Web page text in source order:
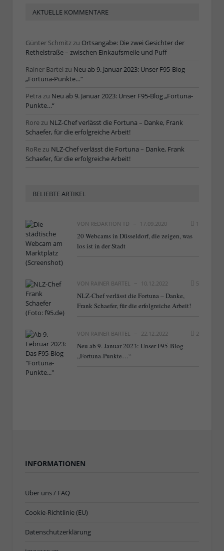
AKTUELLE KOMMENTARE
Günter Schmitzzu Ortsangabe: Die zwei Gesichter der
Rethelstraße – zwischen Einkaufsmeile und Puff
Rainer Bartel zu Neu ab 9. Januar 2023: Unser F95-Blog
„Fortuna-Punkte…“
Petra zu Neu ab 9. Januar 2023: Unser F95-Blog „Fortuna-
Punkte…“
Rorezu NLZ-Chef verlässt die Fortuna – Danke, Frank
Schaefer, für die erfolgreiche Arbeit!
RoRezu NLZ-Chef verlässt die Fortuna – Danke, Frank
Schaefer, für die erfolgreiche Arbeit!
BELIEBTE ARTIKEL
VON REDAKTION TD 17.09.2020 1
20 Webcams in Düsseldorf, die zeigen, was
los ist in der Stadt
VON RAINER BARTEL 10.12.2022 5
NLZ-Chef verlässt die Fortuna – Danke,
Frank Schaefer, für die erfolgreiche Arbeit!
VON RAINER BARTEL 22.12.2022 2
Neu ab 9. Januar 2023: Unser F95-Blog
„Fortuna-Punkte…“
INFORMATIONEN
Über uns / FAQ
Cookie-Richtlinie (EU)
Datenschutzerklärung